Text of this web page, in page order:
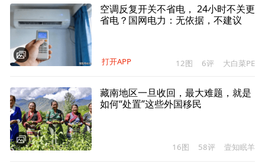
空调反复开关不省电， 24小时不关更
省电？国网电力：无依据，不建议
打开APP 12图 6评 大白菜PE
藏南地区一旦收回，最大难题，就是
如何“处置”这些外国移民
16图 58评 壹知眠羊